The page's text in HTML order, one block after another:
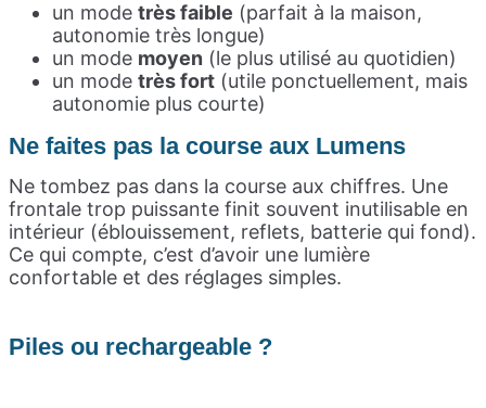
un mode très faible (parfait à la maison,
autonomie très longue)
un mode moyen (le plus utilisé au quotidien)
un mode très fort (utile ponctuellement, mais
autonomie plus courte)
Ne faites pas la course aux Lumens
Ne tombez pas dans la course aux chiffres. Une
frontale trop puissante finit souvent inutilisable en
intérieur (éblouissement, reflets, batterie qui fond).
Ce qui compte, c’est d’avoir une lumière
confortable et des réglages simples.
Piles ou rechargeable ?